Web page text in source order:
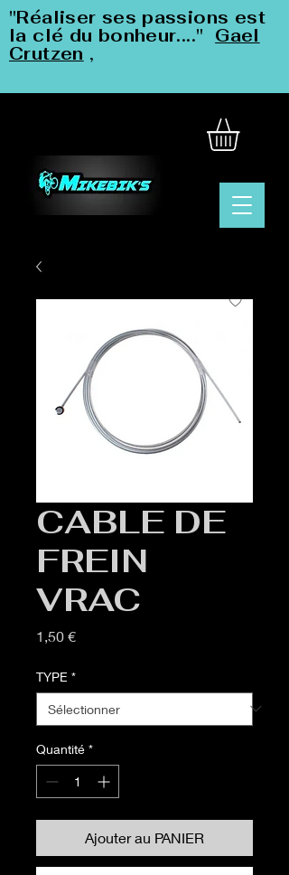
"Réaliser ses passions est
la clé du bonheur...." Gael
Crutzen ,
CABLE DE
FREIN
VRAC
1,50 €Prix
TYPE *
Quantité *
Ajouter au PANIER